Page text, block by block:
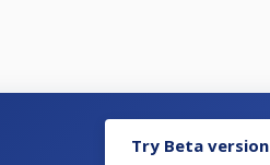
Try Beta version